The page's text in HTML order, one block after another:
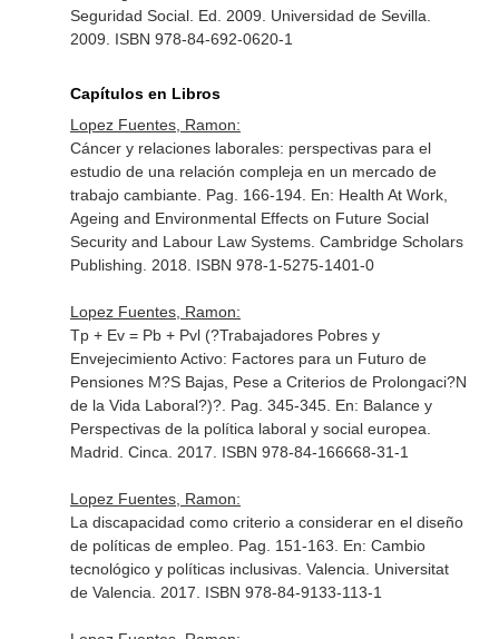
Seguridad Social. Ed. 2009. Universidad de Sevilla.
2009. ISBN 978-84-692-0620-1
Capítulos en Libros
Lopez Fuentes, Ramon:
Cáncer y relaciones laborales: perspectivas para el
estudio de una relación compleja en un mercado de
trabajo cambiante. Pag. 166-194. En: Health At Work,
Ageing and Environmental Effects on Future Social
Security and Labour Law Systems. Cambridge Scholars
Publishing. 2018. ISBN 978-1-5275-1401-0
Lopez Fuentes, Ramon:
Tp + Ev = Pb + Pvl (?Trabajadores Pobres y
Envejecimiento Activo: Factores para un Futuro de
Pensiones M?S Bajas, Pese a Criterios de Prolongaci?N
de la Vida Laboral?)?. Pag. 345-345. En: Balance y
Perspectivas de la política laboral y social europea
Madrid. Cinca. 2017. ISBN 978-84-166668-31-1
Lopez Fuentes, Ramon:
La discapacidad como criterio a considerar en el diseño
de políticas de empleo. Pag. 151-163. En: Cambio
tecnológico y políticas inclusivas. Valencia. Universitat
de Valencia. 2017. ISBN 978-84-9133-113-1